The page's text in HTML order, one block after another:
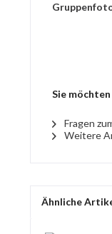
Sie
Fragen
Weitere
Ähnliche